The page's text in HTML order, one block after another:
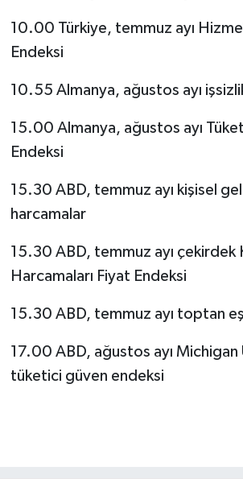
10.00 Türkiye, temmuz ayı
Endeksi
10.55 Almanya, ağustos ayı
15.00 Almanya, ağustos ayı
Endeksi
15.30 ABD, temmuz ayı kişisel
harcamalar
15.30 ABD, temmuz ayı çekirdek
Harcamaları Fiyat Endeksi
15.30 ABD, temmuz ayı toptan
17.00 ABD, ağustos ayı
tüketici güven endeksi